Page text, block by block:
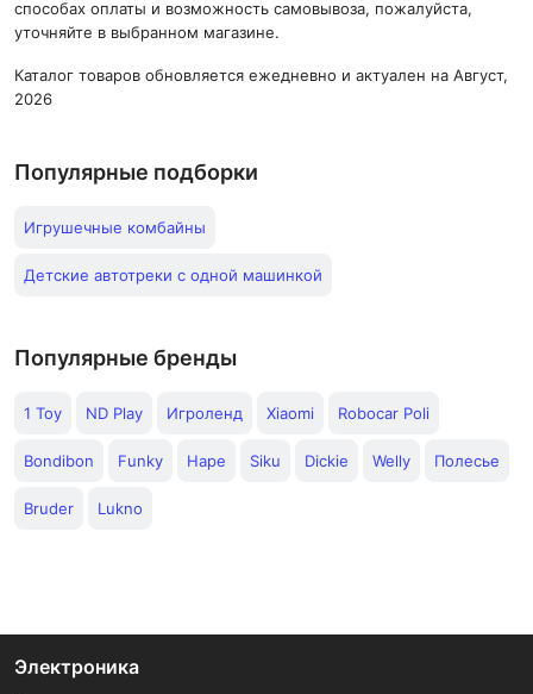
способах оплаты и возможность самовывоза, пожалуйста,
уточняйте в выбранном магазине.
Каталог товаров обновляется ежедневно и актуален на Август,
2026
Популярные подборки
Игрушечные комбайны
Детские автотреки с одной машинкой
Популярные бренды
1 Toy ND Play Игроленд Xiaomi Robocar Poli
Bondibon Funky Hape Siku Dickie Welly Полесье
Bruder Lukno
Электроника